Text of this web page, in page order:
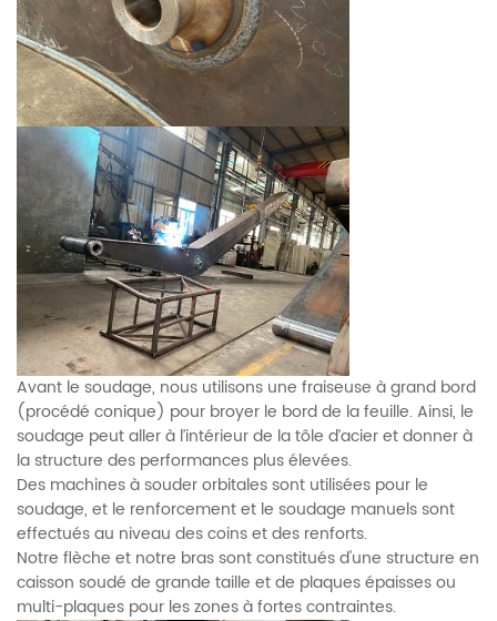
Avant le soudage, nous utilisons une fraiseuse à grand bord
(procédé conique) pour broyer le bord de la feuille. Ainsi, le
soudage peut aller à l’intérieur de la tôle d’acier et donner à
la structure des performances plus élevées.
Des machines à souder orbitales sont utilisées pour le
soudage, et le renforcement et le soudage manuels sont
effectués au niveau des coins et des renforts.
Notre flèche et notre bras sont constitués d'une structure en
caisson soudé de grande taille et de plaques épaisses ou
multi-plaques pour les zones à fortes contraintes.